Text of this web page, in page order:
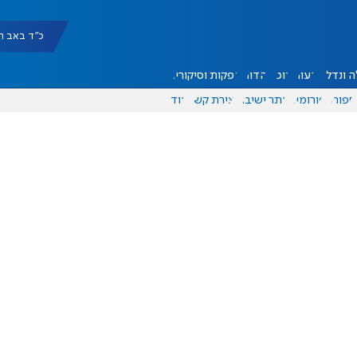
כ"ד באב תשפ"ו
ונדל"ן דעות אוכל יהדות הפקות וסיקורים
ספורט פורומים אתר ישיבה יצירת קשר עוד